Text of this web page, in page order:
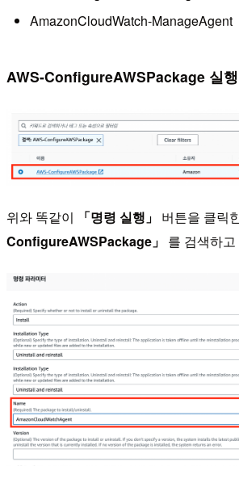
AmazonCloudWatch-ManageAgent
AWS-ConfigureAWSPackage 실행
위와 똑같이 「명령 실행」 버튼을 클릭
ConfigureAWSPackage」 를 검색하